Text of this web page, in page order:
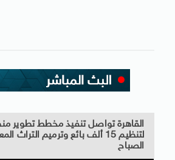
القاهرة تواصل تنفيذ مخطط تطوير
لتنظيم 15 ألف بائع وترميم التراث
الصباح